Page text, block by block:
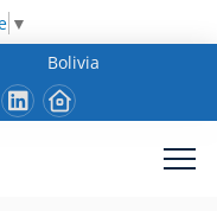
▼
Bolivia